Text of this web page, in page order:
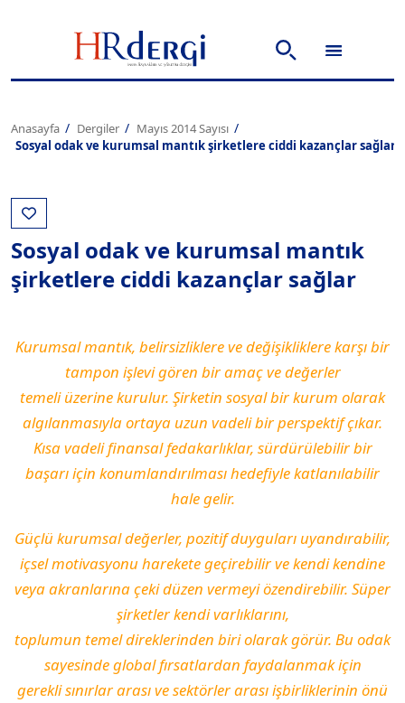
Anasayfa Dergiler
Mayıs 2014 Sayısı
Sosyal odak ve kurumsal mantık şirketlere ciddi kazançlar sağlar
Sosyal odak ve kurumsal mantık
şirketlere ciddi kazançlar sağlar
Kurumsal mantık, belirsizliklere ve değişikliklere karşı bir
tampon işlevi gören bir amaç ve değerler
temeli üzerine kurulur. Şirketin sosyal bir kurum olarak
algılanmasıyla ortaya uzun vadeli bir perspektif çıkar.
Kısa vadeli finansal fedakarlıklar, sürdürülebilir bir
başarı için konumlandırılması hedefiyle katlanılabilir
hale gelir.
Güçlü kurumsal değerler, pozitif duyguları uyandırabilir,
içsel motivasyonu harekete geçirebilir ve kendi kendine
veya akranlarına çeki düzen vermeyi özendirebilir. Süper
şirketler kendi varlıklarını,
toplumun temel direklerinden biri olarak görür. Bu odak
sayesinde global fırsatlardan faydalanmak için
gerekli sınırlar arası ve sektörler arası işbirliklerinin önü